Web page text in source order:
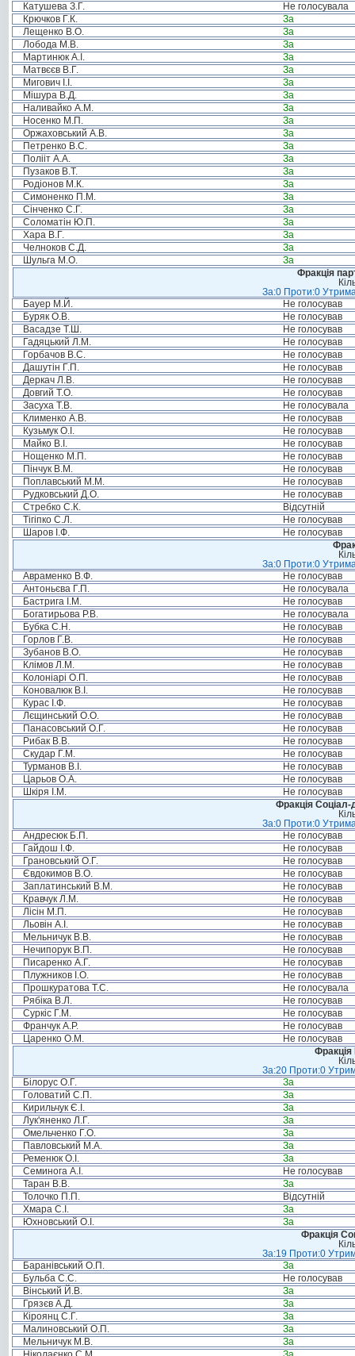
Катушева З.Г.
Не голосувала
Крючков Г.К.
За
Лещенко В.О.
За
Лобода М.В.
За
Мартинюк А.І.
За
Матвєєв В.Г.
За
Мигович І.І.
За
Мішура В.Д.
За
Наливайко А.М.
За
Носенко М.П.
За
Оржаховський А.В.
За
Петренко В.С.
За
Полііт А.А.
За
Пузаков В.Т.
За
Родіонов М.К.
За
Симоненко П.М.
За
Сінченко С.Г.
За
Соломатін Ю.П.
За
Хара В.Г.
За
Челноков С.Д.
За
Шульга М.О.
За
Фракція
За:0 Проти:0
Бауер М.Й.
Не голосував
Буряк О.В.
Не голосував
Васадзе Т.Ш.
Не голосував
Гадяцький Л.М.
Не голосував
Горбачов В.С.
Не голосував
Дашутін Г.П.
Не голосував
Деркач Л.В.
Не голосував
Довгий Т.О.
Не голосував
Засуха Т.В.
Не голосувала
Клименко А.В.
Не голосував
Кузьмук О.І.
Не голосував
Майко В.І.
Не голосував
Нощенко М.П.
Не голосував
Пінчук В.М.
Не голосував
Поплавський М.М.
Не голосував
Рудковський Д.О.
Не голосував
Стребко С.К.
Відсутній
Тігіпко С.Л.
Не голосував
Шаров І.Ф.
Не голосував
За:0 Проти:0
Авраменко В.Ф.
Не голосував
Антоньєва Г.П.
Не голосувала
Бастрига І.М.
Не голосував
Богатирьова Р.В.
Не голосувала
Бубка С.Н.
Не голосував
Горлов Г.В.
Не голосував
Зубанов В.О.
Не голосував
Клімов Л.М.
Не голосував
Колоніарі О.П.
Не голосував
Коновалюк В.І.
Не голосував
Курас І.Ф.
Не голосував
Лєщинський О.О.
Не голосував
Панасовський О.Г.
Не голосував
Рибак В.В.
Не голосував
Скудар Г.М.
Не голосував
Турманов В.І.
Не голосував
Царьов О.А.
Не голосував
Шкіря І.М.
Не голосував
Фракція Соціал-
За:0 Проти:0
Андресюк Б.П.
Не голосував
Гайдош І.Ф.
Не голосував
Грановський О.Г.
Не голосував
Євдокимов В.О.
Не голосував
Заплатинський В.М.
Не голосував
Кравчук Л.М.
Не голосував
Лісін М.П.
Не голосував
Льовін А.І.
Не голосував
Мельничук В.В.
Не голосував
Нечипорук В.П.
Не голосував
Писаренко А.Г.
Не голосував
Плужников І.О.
Не голосував
Прошкуратова Т.С.
Не голосувала
Рябіка В.Л.
Не голосував
Суркіс Г.М.
Не голосував
Франчук А.Р.
Не голосував
Царенко О.М.
Не голосував
За:20 Проти:0
Білорус О.Г.
За
Головатий С.П.
За
Кирильчук Є.І.
За
Лук'яненко Л.Г.
За
Омельченко Г.О.
За
Павловський М.А.
За
Ременюк О.І.
За
Семинога А.І.
Не голосував
Таран В.В.
За
Толочко П.П.
Відсутній
Хмара С.І.
За
Юхновський О.І.
За
Фракція
За:19 Проти:0
Баранівський О.П.
За
Бульба С.С.
Не голосував
Вінський Й.В.
За
Грязєв А.Д.
За
Кіроянц С.Г.
За
Малиновський О.П.
За
Мельничук М.В.
За